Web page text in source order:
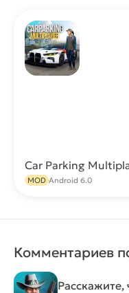
MOD Android 6.0
Комментариев
Расскажите,